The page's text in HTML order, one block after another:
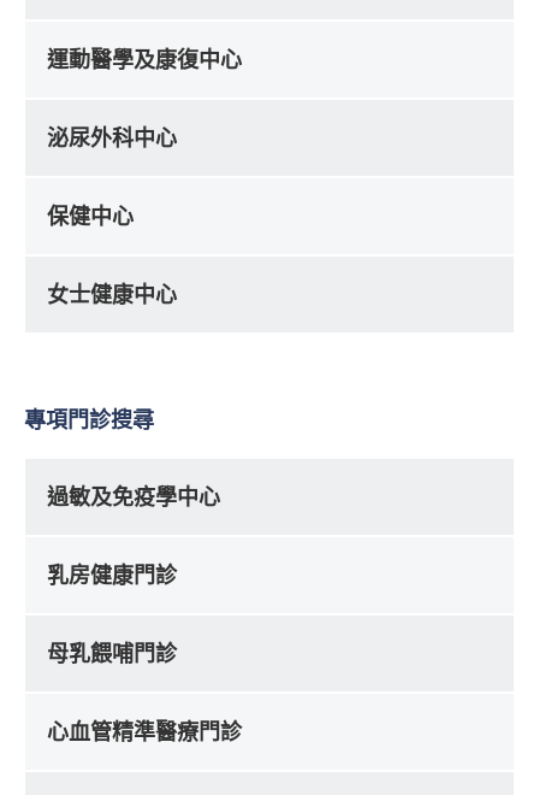
運動醫學及康復中心
泌尿外科中心
保健中心
女士健康中心
專項門診搜尋
過敏及免疫學中心
乳房健康門診
母乳餵哺門診
心血管精準醫療門診